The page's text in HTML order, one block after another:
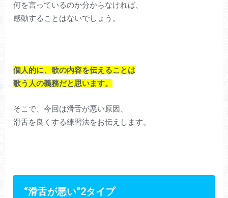
何を言っているのか分からなければ、
感動することはないでしょう。
個人的に、歌の内容を伝えることは
歌う人の義務だと思います。
そこで、今回は滑舌が悪い原因、
滑舌を良くする練習法をお伝えします。
“滑舌が悪い”2タイプ